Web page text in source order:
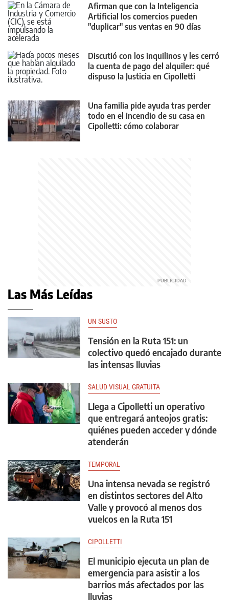
Afirman que con la Inteligencia
Artificial los comercios pueden
"duplicar" sus ventas en 90 días
Discutió con los inquilinos y les cerró
la cuenta de pago del alquiler: qué
dispuso la Justicia en Cipolletti
Una familia pide ayuda tras perder
todo en el incendio de su casa en
Cipolletti: cómo colaborar
Las Más Leídas
UN SUSTO
Tensión en la Ruta 151: un
colectivo quedó encajado durante
las intensas lluvias
SALUD VISUAL GRATUITA
Llega a Cipolletti un operativo
que entregará anteojos gratis:
quiénes pueden acceder y dónde
atenderán
TEMPORAL
Una intensa nevada se registró
en distintos sectores del Alto
Valle y provocó al menos dos
vuelcos en la Ruta 151
CIPOLLETTI
El municipio ejecuta un plan de
emergencia para asistir a los
barrios más afectados por las
lluvias